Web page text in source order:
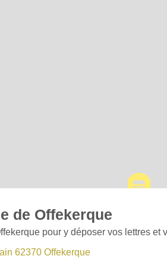
de Offekerque
pour y déposer vos lettres et
62370 Offekerque